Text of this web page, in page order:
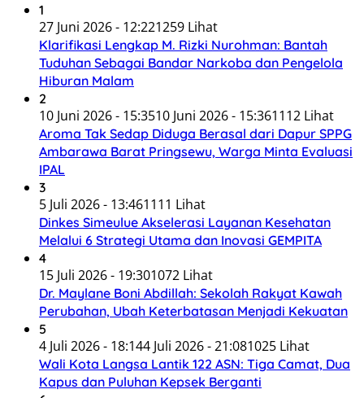
1
27 Juni 2026 - 12:221259 Lihat
Klarifikasi Lengkap M. Rizki Nurohman: Bantah
Tuduhan Sebagai Bandar Narkoba dan Pengelola
Hiburan Malam
2
10 Juni 2026 - 15:3510 Juni 2026 - 15:361112 Lihat
Aroma Tak Sedap Diduga Berasal dari Dapur SPPG
Ambarawa Barat Pringsewu, Warga Minta Evaluasi
IPAL
3
5 Juli 2026 - 13:461111 Lihat
Dinkes Simeulue Akselerasi Layanan Kesehatan
Melalui 6 Strategi Utama dan Inovasi GEMPITA
4
15 Juli 2026 - 19:301072 Lihat
Dr. Maylane Boni Abdillah: Sekolah Rakyat Kawah
Perubahan, Ubah Keterbatasan Menjadi Kekuatan
5
4 Juli 2026 - 18:144 Juli 2026 - 21:081025 Lihat
Wali Kota Langsa Lantik 122 ASN: Tiga Camat, Dua
Kapus dan Puluhan Kepsek Berganti